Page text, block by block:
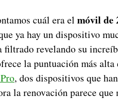
cuál era el móvil de
ya hay un dispositivo
filtrado revelando su
la puntuación más
, dos dispositivos que
la renovación parece